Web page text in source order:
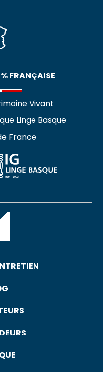
FRANÇAISE
Vivant
Linge Basque
France